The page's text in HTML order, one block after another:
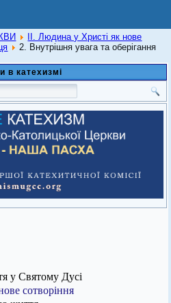
ІІ. Людина у Христі як нове
2. Внутрішня увага та оберігання
в катехизмі
у Святому Дусі
сотворіння